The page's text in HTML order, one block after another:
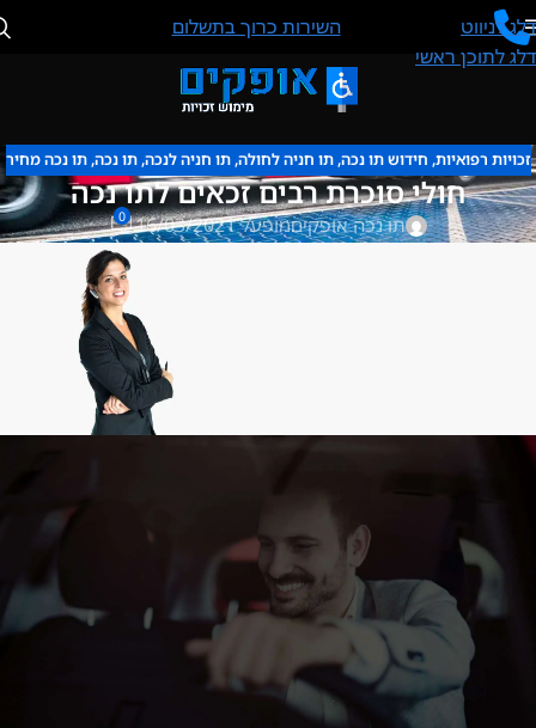
דלג לניווט
דלג לתוכן ראשי
השירות כרוך בתשלום
זכויות רפואיות, חידוש תו נכה,תו חניה לחולה,תו חניה לנכה,תו נכה,תו נכה מחיר
חולי סוכרת רבים זכאים לתו נכה
תו נכה אופקיםמופעל 16/03/2021 0
באופן מיידי
השאר/י פרטים